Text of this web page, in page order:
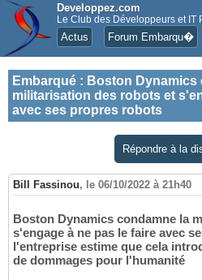
Developpez.com
Le Club des Développeurs et IT
Actus Forum Embarqu�
Embarqué : Boston Dynamics
militarisation des robots et
avec ses propres robots
Répondre à la
Bill Fassinou, le 06/10/2022 à 21h40
Boston Dynamics condamne la
s'engage à ne pas le faire avec
l'entreprise estime que cela
de dommages pour l'humanité